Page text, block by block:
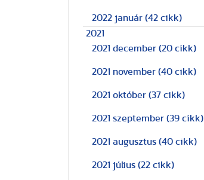
2022 január (42 cikk)
2021
2021 december (20 cikk)
2021 november (40 cikk)
2021 október (37 cikk)
2021 szeptember (39 cikk)
2021 augusztus (40 cikk)
2021 július (22 cikk)